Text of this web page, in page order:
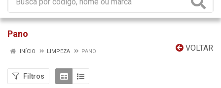
Pano
VOLTAR
INÍCIO LIMPEZA PANO
Filtros